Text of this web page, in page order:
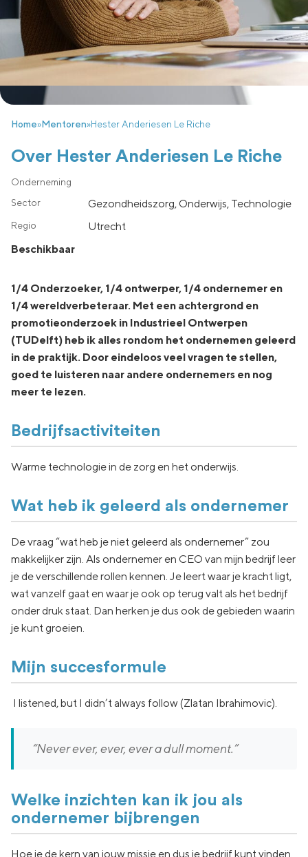
Home»Mentoren»Hester Anderiesen Le Riche
Over Hester Anderiesen Le Riche
Gezondheidszorg, Onderwijs, Technologie
utrecht
Beschikbaar
1/4 Onderzoeker, 1/4 ontwerper, 1/4 ondernemer en
1/4 wereldverbeteraar. Met een achtergrond en
promotieonderzoek in Industrieel Ontwerpen
(TUDelft) heb ik alles rondom het ondernemen geleerd
in de praktijk. Door eindeloos veel vragen te stellen,
goed te luisteren naar andere ondernemers en nog
meer te lezen.
Bedrijfsactiviteiten
Warme technologie in de zorg en het onderwijs.
Wat heb ik geleerd als ondernemer
De vraag “wat heb je niet geleerd als ondernemer” zou
makkelijker zijn. Als ondernemer en CEO van mijn bedrijf leer
je de verschillende rollen kennen. Je leert waar je kracht ligt,
wat vanzelf gaat en waar je ook op terug valt als het bedrijf
onder druk staat. Dan herken je dus ook de gebieden waarin
je kunt groeien.
Mijn succesformule
I listened, but I didn’t always follow (Zlatan Ibrahimovic).
“Never ever, ever, ever a dull moment.”
Welke inzichten kan ik jou als
ondernemer bijbrengen
Hoe je de kern van jouw missie en dus je bedrijf kunt vinden.